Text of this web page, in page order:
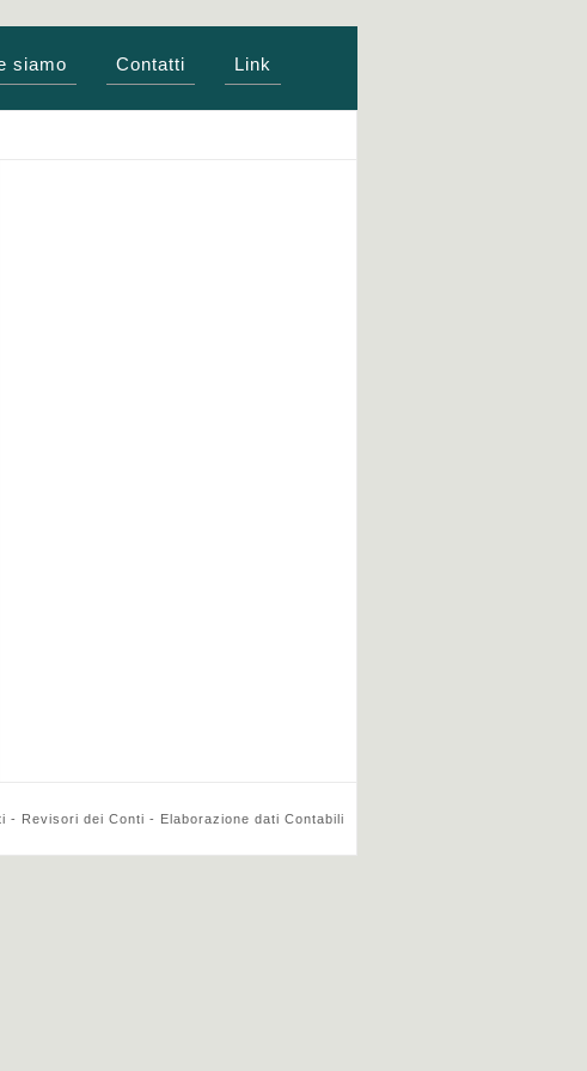
siamo Contatti Link
- Revisori dei Conti - Elaborazione dati Contabili